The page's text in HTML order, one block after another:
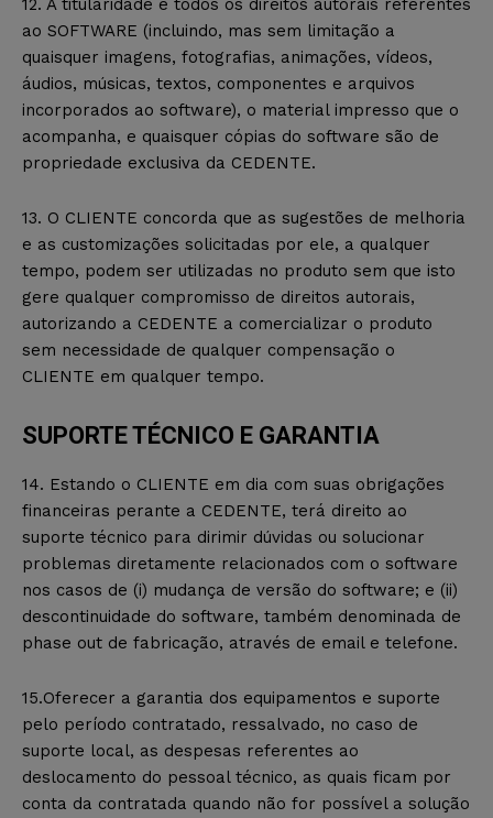
12. A titularidade e todos os direitos autorais referentes
ao SOFTWARE (incluindo, mas sem limitação a
quaisquer imagens, fotografias, animações, vídeos,
áudios, músicas, textos, componentes e arquivos
incorporados ao software), o material impresso que o
acompanha, e quaisquer cópias do software são de
propriedade exclusiva da CEDENTE.
13. O CLIENTE concorda que as sugestões de melhoria
e as customizações solicitadas por ele, a qualquer
tempo, podem ser utilizadas no produto sem que isto
gere qualquer compromisso de direitos autorais,
autorizando a CEDENTE a comercializar o produto
sem necessidade de qualquer compensação o
CLIENTE em qualquer tempo.
SUPORTE TÉCNICO E GARANTIA
14. Estando o CLIENTE em dia com suas obrigações
financeiras perante a CEDENTE, terá direito ao
suporte técnico para dirimir dúvidas ou solucionar
problemas diretamente relacionados com o software
nos casos de (i) mudança de versão do software; e (ii)
descontinuidade do software, também denominada de
phase out de fabricação, através de email e telefone.
15.Oferecer a garantia dos equipamentos e suporte
pelo período contratado, ressalvado, no caso de
suporte local, as despesas referentes ao
deslocamento do pessoal técnico, as quais ficam por
conta da contratada quando não for possível a solução